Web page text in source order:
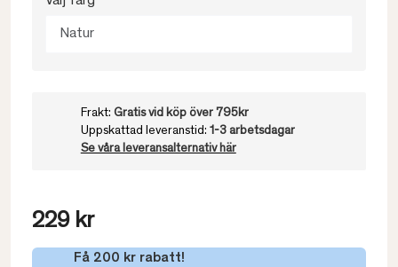
Natur
Frakt: Gratis vid köp över 795kr
Uppskattad leveranstid: 1-3 arbetsdagar
Se våra leveransalternativ här
229 kr
Få 200 kr rabatt!